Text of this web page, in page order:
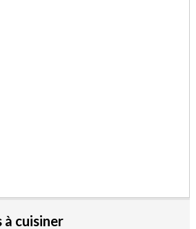
à cuisiner